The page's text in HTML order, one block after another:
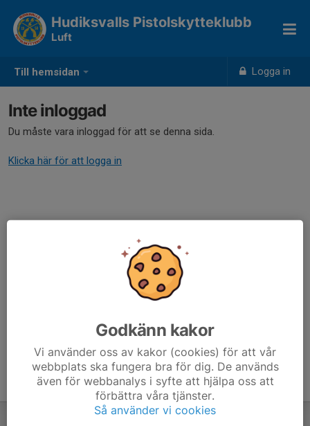
Till hemsidan Logga in
Hudiksvalls Pistolskytteklubb
Luft
Inte inloggad
Du måste vara inloggad för att se denna sida.
Klicka här för att logga in
Godkänn kakor
Vi använder oss av kakor (cookies) för att vår
webbplats ska fungera bra för dig. De används
även för webbanalys i syfte att hjälpa oss att
förbättra våra tjänster.
Så använder vi cookies